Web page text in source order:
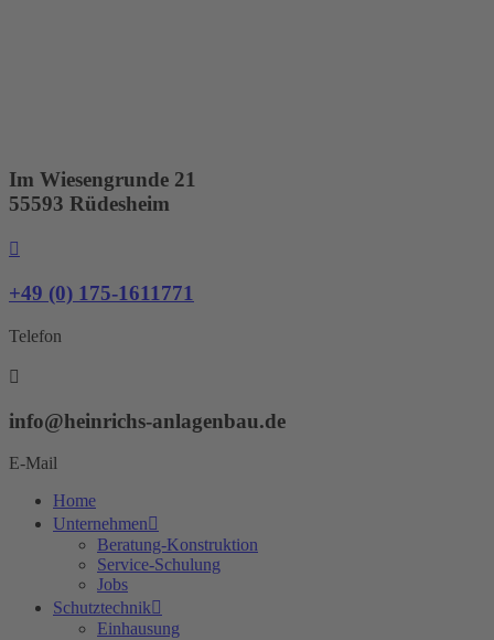
Im Wiesengrunde 21
55593 Rüdesheim
+49 (0) 175-1611771
Telefon
info@heinrichs-anlagenbau.de
E-Mail
Home
Unternehmen
Beratung-Konstruktion
Service-Schulung
Jobs
Schutztechnik
Einhausung